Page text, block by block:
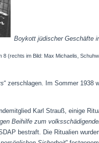
Boykott jüdischer Geschäfte
(rechts im Bild: Max Michaelis,
“ zerschlagen. Im Sommer 1938
Karl Strauß, einige
Beihilfe zum
bestraft. Die Ritualien